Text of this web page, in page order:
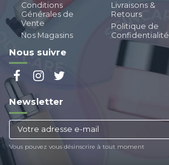
Conditions
Générales de
Vente
Nos Magasins
Livraisons &
Retours
Politique de
Confidentialité
Nous suivre
Newsletter
Vous pouvez vous désinscrire à tout moment